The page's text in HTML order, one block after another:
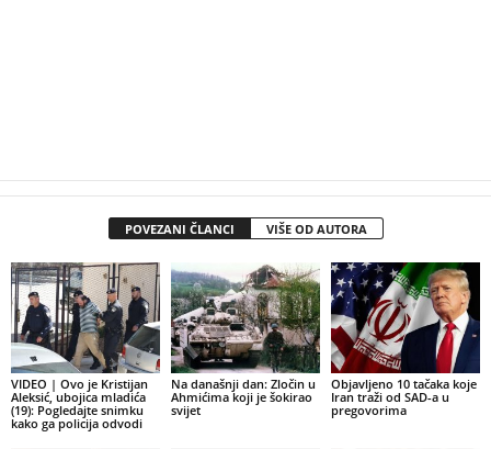
POVEZANI ČLANCI VIŠE OD AUTORA
VIDEO | Ovo je Kristijan
Aleksić, ubojica mladića
(19): Pogledajte snimku
kako ga policija odvodi
Na današnji dan: Zločin u
Ahmićima koji je šokirao
svijet
Objavljeno 10 tačaka koje
Iran traži od SAD-a u
pregovorima